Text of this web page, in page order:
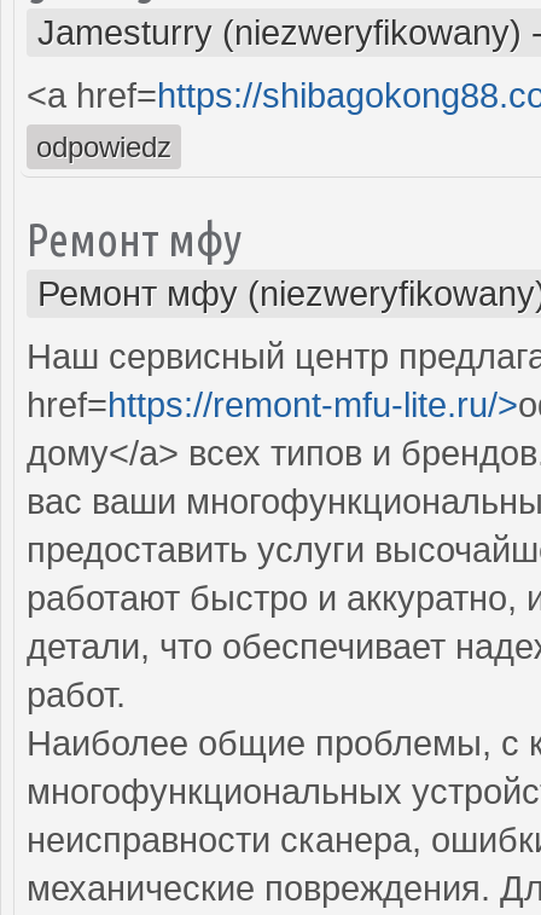
Jamesturry (niezweryfikowany)
<a href=https://
odpowiedz
Ремонт мфу
Ремонт мфу
Наш сервисный центр
href=https://remont-mfu-lite.ru/>
дому</a> всех типов и
вас ваши
предоставить услуги
работают быстро и аккуратно,
детали, что обеспечивает
работ.
Наиболее общие проблемы, с
многофункциональных
неисправности сканера,
механические повреждения.